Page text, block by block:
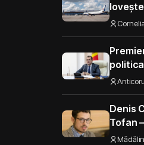
„Nu
să fie
Denis
Tofan
spre UE